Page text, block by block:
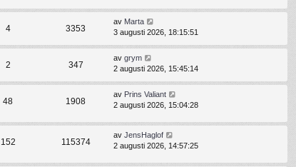
4 3353
av Marta
3 augusti 2026, 18:15:51
2 347
av grym
2 augusti 2026, 15:45:14
48 1908
av Prins Valiant
2 augusti 2026, 15:04:28
152 115374
av JensHaglof
2 augusti 2026, 14:57:25